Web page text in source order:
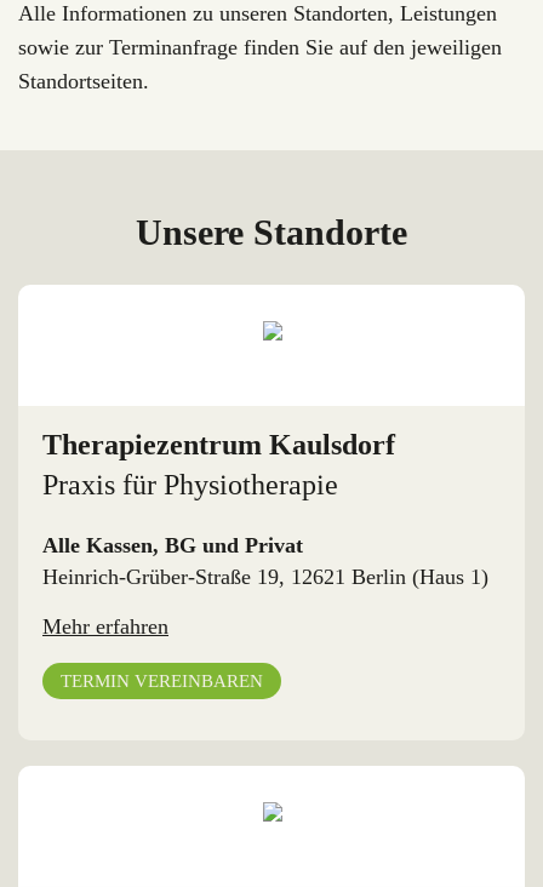
Alle Informationen zu unseren Standorten, Leistungen
sowie zur Terminanfrage finden Sie auf den jeweiligen
Standortseiten.
Unsere Standorte
Therapiezentrum Kaulsdorf
Praxis für Physiotherapie
Alle Kassen, BG und Privat
Heinrich-Grüber-Straße 19, 12621 Berlin (Haus 1)
Mehr erfahren
TERMIN VEREINBAREN